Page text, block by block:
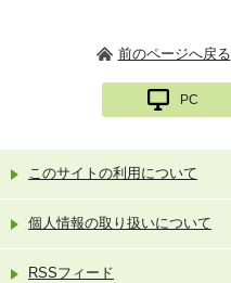
前のページへ戻る
PC
このサイトの利用について
個人情報の取り扱いについて
RSSフィード